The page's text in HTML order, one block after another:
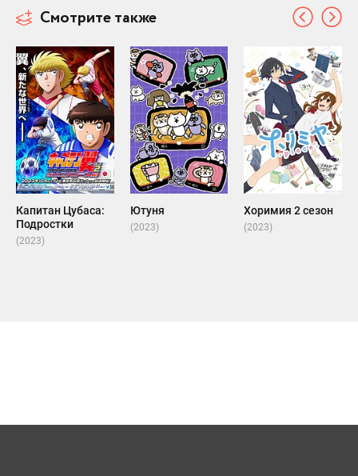
Смотрите также
Капитан Цубаса:
Подростки
(2023)
Ютуня
(2023)
Хоримия 2 сезон
(2023)